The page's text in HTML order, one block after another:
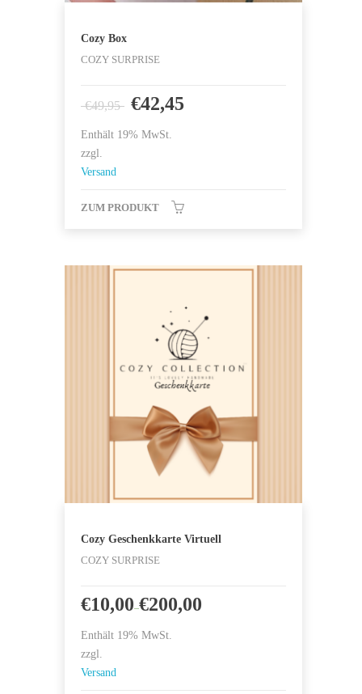
Cozy Box
COZY SURPRISE
€49,95 €42,45
Enthält 19% MwSt.
zzgl.
Versand
ZUM PRODUKT
Cozy Geschenkkarte Virtuell
COZY SURPRISE
€10,00–€200,00
Enthält 19% MwSt.
zzgl.
Versand